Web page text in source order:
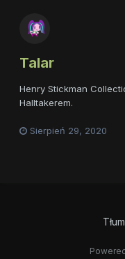
Talar
Henry Stickman
Halltakerem.
Sierpień 29, 2020